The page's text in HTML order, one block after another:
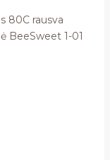
80C rausva
BeeSweet 1-01